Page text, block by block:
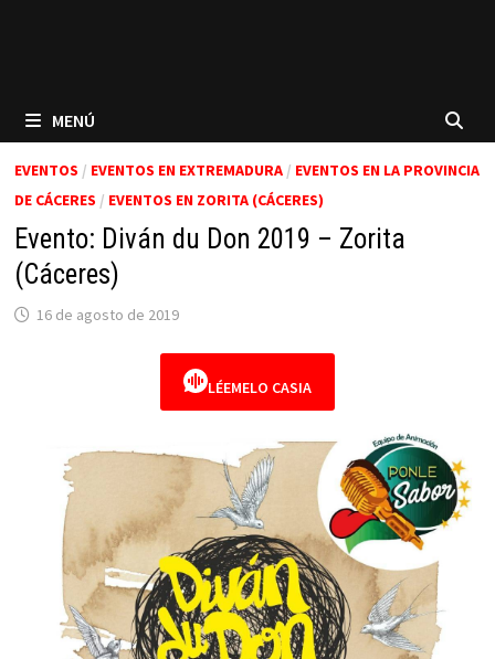
MENÚ
EVENTOS / EVENTOS EN EXTREMADURA/ EVENTOS EN LA PROVINCIA
DE CÁCERES / EVENTOS EN ZORITA (CÁCERES)
Evento: Diván du Don 2019 – Zorita
(Cáceres)
16 de agosto de 2019
LÉEMELO CASIA